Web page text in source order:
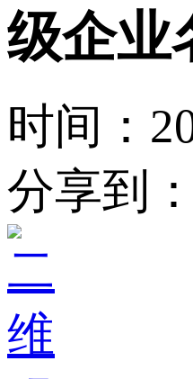
级企业
时间：
分享到：